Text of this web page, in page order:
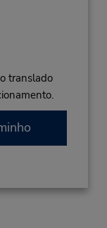
translado